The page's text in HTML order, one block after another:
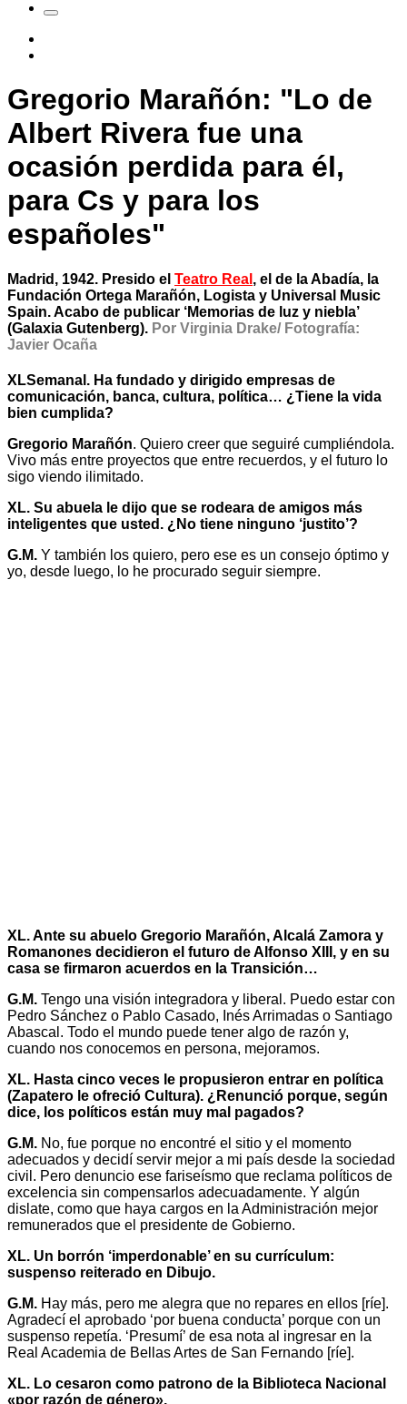
Gregorio Marañón: "Lo de
Albert Rivera fue una
ocasión perdida para él,
para Cs y para los
españoles"
Madrid, 1942. Presido el Teatro Real , el de la Abadía, la
Fundación Ortega Marañón, Logista y Universal Music
Spain. Acabo de publicar ‘Memorias de luz y niebla’
(Galaxia Gutenberg). Por Virginia Drake/ Fotografía:
Javier Ocaña
XLSemanal. Ha fundado y dirigido empresas de
comunicación, banca, cultura, política… ¿Tiene la vida
bien cumplida?
Gregorio Marañón. Quiero creer que seguiré cumpliéndola.
Vivo más entre proyectos que entre recuerdos, y el futuro lo
sigo viendo ilimitado.
XL. Su abuela le dijo que se rodeara de amigos más
inteligentes que usted. ¿No tiene ninguno ‘justito’?
G.M. Y también los quiero, pero ese es un consejo óptimo y
yo, desde luego, lo he procurado seguir siempre.
XL. Ante su abuelo Gregorio Marañón, Alcalá Zamora y
Romanones decidieron el futuro de Alfonso XIII, y en su
casa se firmaron acuerdos en la Transición…
G.M. Tengo una visión integradora y liberal. Puedo estar con
Pedro Sánchez o Pablo Casado, Inés Arrimadas o Santiago
Abascal. Todo el mundo puede tener algo de razón y,
cuando nos conocemos en persona, mejoramos.
XL. Hasta cinco veces le propusieron entrar en política
(Zapatero le ofreció Cultura). ¿Renunció porque, según
dice, los políticos están muy mal pagados?
G.M. No, fue porque no encontré el sitio y el momento
adecuados y decidí servir mejor a mi país desde la sociedad
civil. Pero denuncio ese fariseísmo que reclama políticos de
excelencia sin compensarlos adecuadamente. Y algún
dislate, como que haya cargos en la Administración mejor
remunerados que el presidente de Gobierno.
XL. Un borrón ‘imperdonable’ en su currículum:
suspenso reiterado en Dibujo.
G.M. Hay más, pero me alegra que no repares en ellos [ríe].
Agradecí el aprobado ‘por buena conducta’ porque con un
suspenso repetía. ‘Presumí’ de esa nota al ingresar en la
Real Academia de Bellas Artes de San Fernando [ríe].
XL. Lo cesaron como patrono de la Biblioteca Nacional
«por razón de género».